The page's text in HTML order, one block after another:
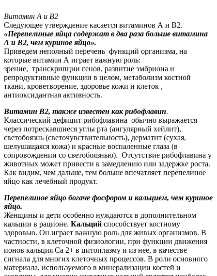
Витамин А и В2
Следующее утверждение касается витаминов А и В2.
«Перепелиные яйца содержат в два раза больше витамина
А и В2, чем куриное яйцо».
Приведем неполный перечень функций организма, на
которые витамин А играет важную роль:
зрение, транскрипции генов, развитие эмбриона и
репродуктивные функции в целом, метаболизм костной
ткани, кроветворение, здоровье кожи и клеток ,
антиоксидантная активность.
Витамин В2, также известен как рибофлавин.
Классический дефицит рибофлавина обычно выражается
через потрескавшиеся углы рта (ангулярный хейлит),
светобоязнь (светочувствительность), дерматит (сухая,
шелушащаяся кожа) и красные воспаленные глаза (в
сопровождении со светобоязнью). Отсутствие рибофлавина у
животных может привести к замедлению или задержке роста.
Как видим, чем дальше, тем больше впечатляет перепелиное
яйцо как лечебный продукт.
Перепелиное яйцо богаче фосфором и кальцием, чем куриное
яйцо.
Женщины и дети особенно нуждаются в дополнительном
кальции в рационе. Кальций способствует костному
здоровью. Он играет важную роль для живых организмов. В
частности, в клеточной физиологии, при функции движения
ионов кальция Ca 2+ в цитоплазму и из нее, в качестве
сигнала для многих клеточных процессов. В роли основного
материала, используемого в минерализации костей и